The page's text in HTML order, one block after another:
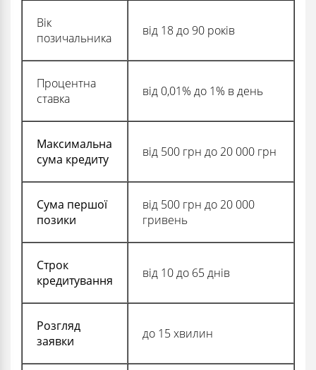
Вік
позичальника
від 18 до 90 років
Процентна
ставка
від 0,01% до 1% в день
Максимальна
сума кредиту
від 500 грн до 20 000 грн
Сума першої
позики
від 500 грн до 20 000
гривень
Строк
кредитування
від 10 до 65 днів
Розгляд
заявки
до 15 хвилин